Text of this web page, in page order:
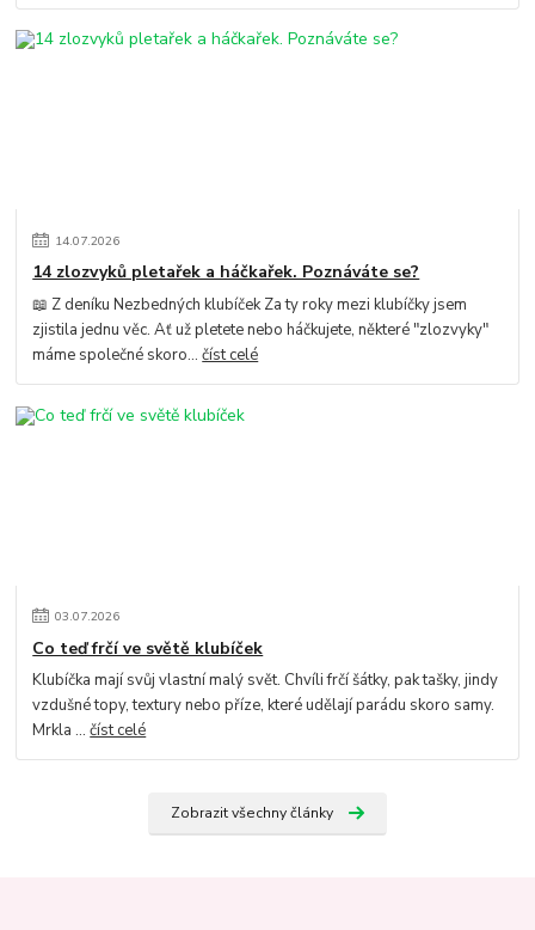
14.07.2026
14 zlozvyků pletařek a háčkařek. Poznáváte se?
📖 Z deníku Nezbedných klubíček Za ty roky mezi klubíčky jsem
zjistila jednu věc. Ať už pletete nebo háčkujete, některé "zlozvyky"
máme společné skoro...číst celé
03.07.2026
Co teď frčí ve světě klubíček
Klubíčka mají svůj vlastní malý svět. Chvíli frčí šátky, pak tašky, jindy
vzdušné topy, textury nebo příze, které udělají parádu skoro samy.
Mrkla ...číst celé
Zobrazit všechny články